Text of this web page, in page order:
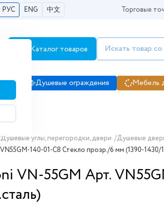
РУС ENG 中文 Торговые
Каталог товаров
Душевые ограждения Мебель
Душевые углы, перегородки, двери /Душевые
140-01-C8 Стекло прозр./6 мм (1390-1430/
VN-55GM Арт.